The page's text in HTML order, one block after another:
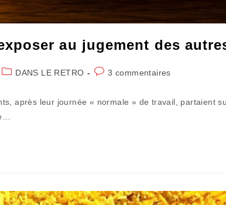
au jugement des
PostDANS LE RETRO
Commentaires
3 commentaires
après leur journée « normale » de travail, partaient